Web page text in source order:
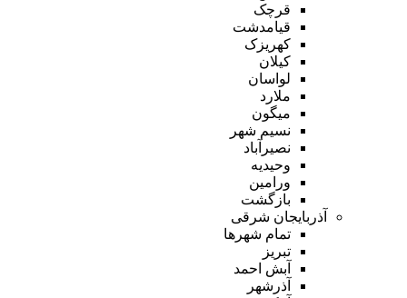
قرچک
قیامدشت
کهریزک
کیلان
لواسان
ملارد
میگون
نسیم شهر
نصیرآباد
وحیدیه
ورامین
بازگشت
آذربایجان شرقی
تمام شهر‌ها
تبریز
آبش احمد
آذرشهر